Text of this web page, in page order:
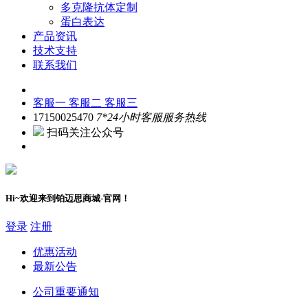
多克隆抗体定制
蛋白表达
产品资讯
技术支持
联系我们
客服一 客服二 客服三
17150025470 7*24小时客服服务热线
扫码关注公众号
Hi~欢迎来到铂迈思商城-官网！
登录 注册
优惠活动
最新公告
公司重要通知